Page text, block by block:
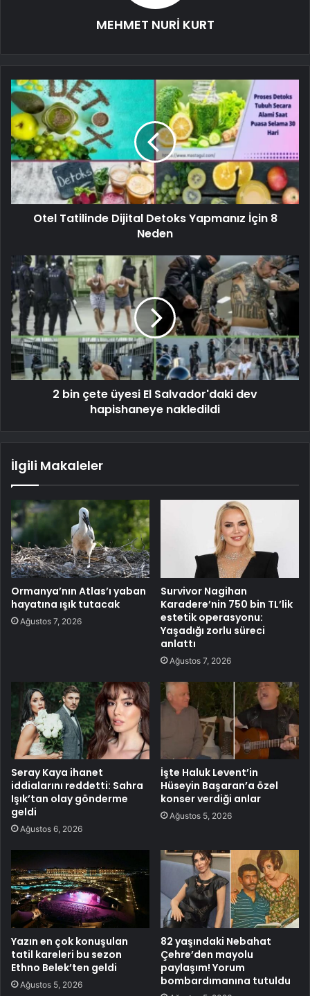
MEHMET NURİ KURT
Otel Tatilinde Dijital Detoks Yapmanız İçin 8
Neden
2 bin çete üyesi El Salvador'daki dev
hapishaneye nakledildi
İlgili Makaleler
Ormanya’nın Atlas’ı yaban
hayatına ışık tutacak
Ağustos 7, 2026
Survivor Nagihan
Karadere’nin 750 bin TL’lik
estetik operasyonu:
Yaşadığı zorlu süreci
anlattı
Ağustos 7, 2026
Seray Kaya ihanet
iddialarını reddetti: Sahra
Işık’tan olay gönderme
geldi
Ağustos 6, 2026
İşte Haluk Levent’in
Hüseyin Başaran’a özel
konser verdiği anlar
Ağustos 5, 2026
Yazın en çok konuşulan
tatil kareleri bu sezon
Ethno Belek’ten geldi
Ağustos 5, 2026
82 yaşındaki Nebahat
Çehre’den mayolu
paylaşım! Yorum
bombardımanına tutuldu